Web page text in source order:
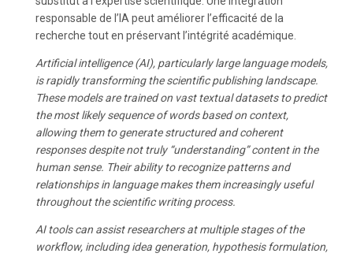
responsable de l’IA peut améliorer l’efficacité de la
recherche tout en préservant l’intégrité académique.
Artificial intelligence (AI), particularly large language models,
is rapidly transforming the scientific publishing landscape.
These models are trained on vast textual datasets to predict
the most likely sequence of words based on context,
allowing them to generate structured and coherent
responses despite not truly “understanding” content in the
human sense. Their ability to recognize patterns and
relationships in language makes them increasingly useful
throughout the scientific writing process.
AI tools can assist researchers at multiple stages of the
workflow, including idea generation, hypothesis formulation,